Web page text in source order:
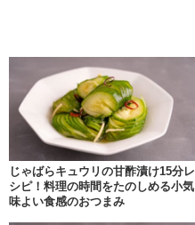
じゃばらキュウリの甘酢漬け15分レ
シピ！料理の時間をたのしめる小気
味よい食感のおつまみ